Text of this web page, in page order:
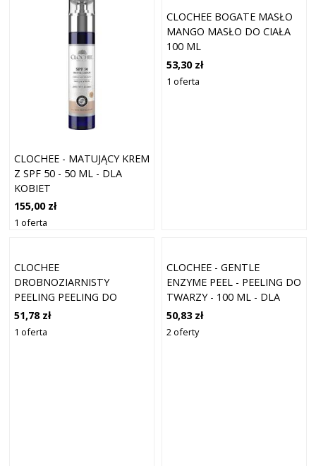
CLOCHEE - MATUJĄCY KREM
Z SPF 50 - 50 ML - DLA
KOBIET
155,00 zł
1 oferta
CLOCHEE BOGATE MASŁO
MANGO MASŁO DO CIAŁA
100 ML
53,30 zł
1 oferta
CLOCHEE
DROBNOZIARNISTY
PEELING PEELING DO
TWARZY 100 ML
51,78 zł
1 oferta
CLOCHEE - GENTLE
ENZYME PEEL - PEELING DO
TWARZY - 100 ML - DLA
KOBIET
50,83 zł
2 oferty